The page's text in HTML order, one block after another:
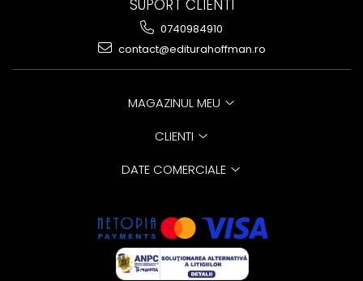
SUPORT CLIENTI
0740984910
contact@editurahoffman.ro
MAGAZINUL MEU
CLIENTI
DATE COMERCIALE